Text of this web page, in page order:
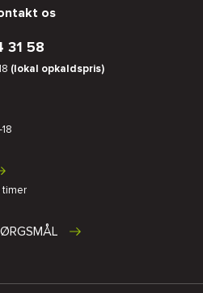
os
31 58
(lokal opkaldspris)
timer